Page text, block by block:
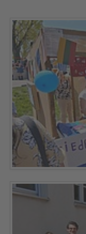
Show larger version
Show larger version